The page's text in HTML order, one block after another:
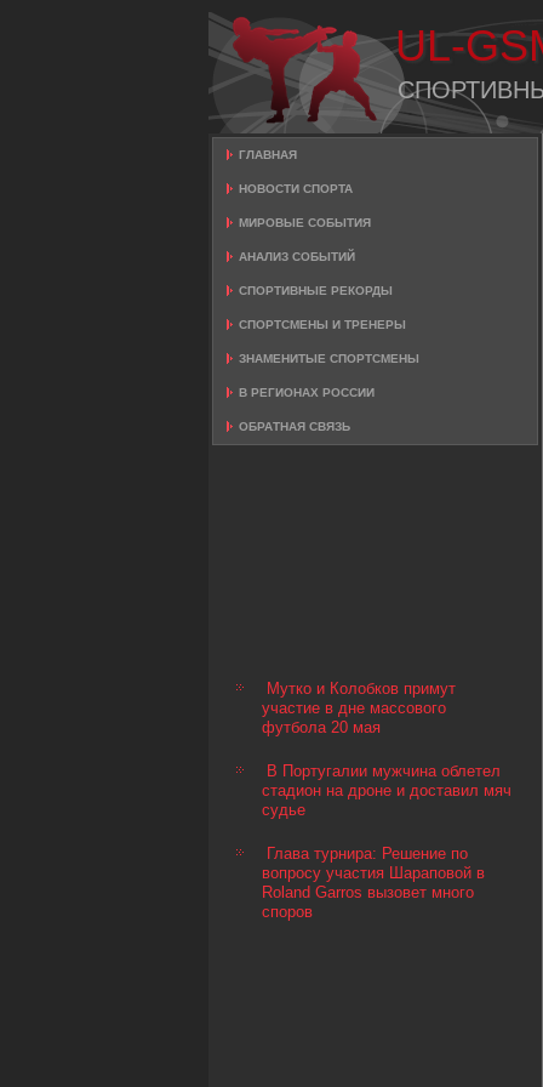
UL-
ГЛАВНАЯ
НОВОСТИ СПОРТА
МИРОВЫЕ СОБЫТИЯ
АНАЛИЗ СОБЫТИЙ
СПОРТИВНЫЕ РЕКОРДЫ
СПОРТСМЕНЫ И ТРЕНЕРЫ
ЗНАМЕНИТЫЕ СПОРТСМЕНЫ
В РЕГИОНАХ РОССИИ
ОБРАТНАЯ СВЯЗЬ
Мутко и Колобков примут
участие в дне массового
футбола 20 мая
В Португалии мужчина облетел
стадион на дроне и доставил мяч
судье
Глава турнира: Решение по
вопросу участия Шараповой в
Roland Garros вызовет много
споров